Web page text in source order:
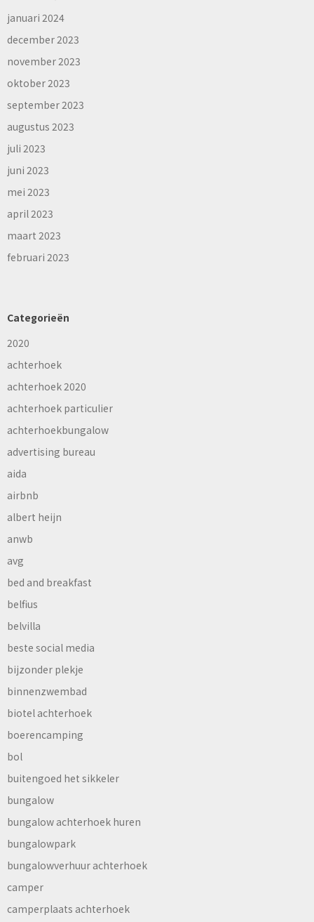
januari 2024
december 2023
november 2023
oktober 2023
september 2023
augustus 2023
juli 2023
juni 2023
mei 2023
april 2023
maart 2023
februari 2023
Categorieën
2020
achterhoek
achterhoek 2020
achterhoek particulier
achterhoekbungalow
advertising bureau
aida
airbnb
albert heijn
anwb
avg
bed and breakfast
belfius
belvilla
beste social media
bijzonder plekje
binnenzwembad
biotel achterhoek
boerencamping
bol
buitengoed het sikkeler
bungalow
bungalow achterhoek huren
bungalowpark
bungalowverhuur achterhoek
camper
camperplaats achterhoek